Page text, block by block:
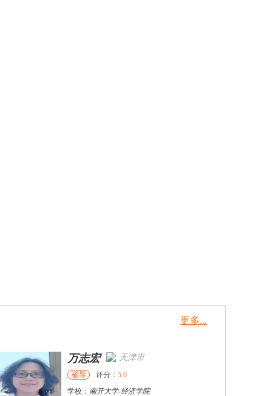
更多...
万志宏 天津市
硕导 评分： 5.0
学校： 南开大学-经济学院